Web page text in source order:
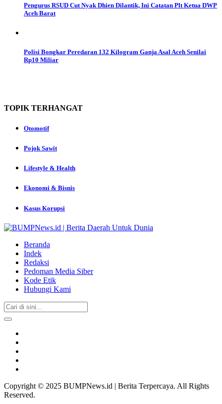
Pengurus RSUD Cut Nyak Dhien Dilantik, Ini Catatan Plt Ketua DWP
Aceh Barat
Polisi Bongkar Peredaran 132 Kilogram Ganja Asal Aceh Senilai
Rp10 Miliar
TOPIK TERHANGAT
Otomotif
Pojok Sawit
Lifestyle & Health
Ekonomi & Bisnis
Kasus Korupsi
Beranda
Indek
Redaksi
Pedoman Media Siber
Kode Etik
Hubungi Kami
Copyright © 2025 BUMPNews.id | Berita Terpercaya. All Rights
Reserved.